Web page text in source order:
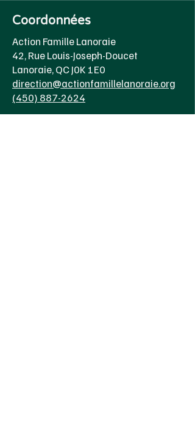
Coordonnées
Action Famille Lanoraie
42, Rue Louis-Joseph-Doucet
Lanoraie, QC J0K 1E0
direction@actionfamillelanoraie.org
(450) 887-2624